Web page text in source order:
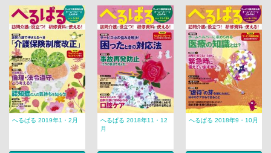
へるぱる 2019年1・2月
へるぱる 2018年11・12
月
へるぱる 2018年9・10月